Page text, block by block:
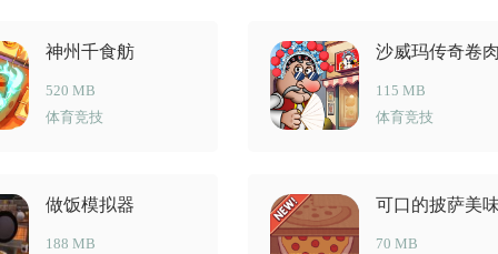
神州千食舫
520 MB
体育竞技
沙威玛传奇卷
115 MB
体育竞技
做饭模拟器
188 MB
可口的披萨美
70 MB